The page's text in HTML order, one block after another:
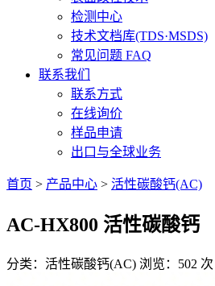
检测中心
技术文档库(TDS·MSDS)
常见问题 FAQ
联系我们
联系方式
在线询价
样品申请
出口与全球业务
首页 > 产品中心 > 活性碳酸钙(AC)
AC-HX800 活性碳酸钙
分类：活性碳酸钙(AC) 浏览：502 次